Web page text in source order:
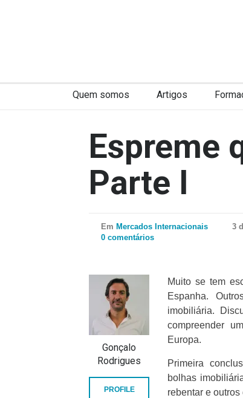
Quem somos Artigos
Espreme
Parte I
Em Mercados Internacionais 3
0 comentários
Muito se tem
Espanha.
imobiliária.
compreender
Europa.
Primeira
bolhas
rebentar e
Gonçalo
Rodrigues
PROFILE